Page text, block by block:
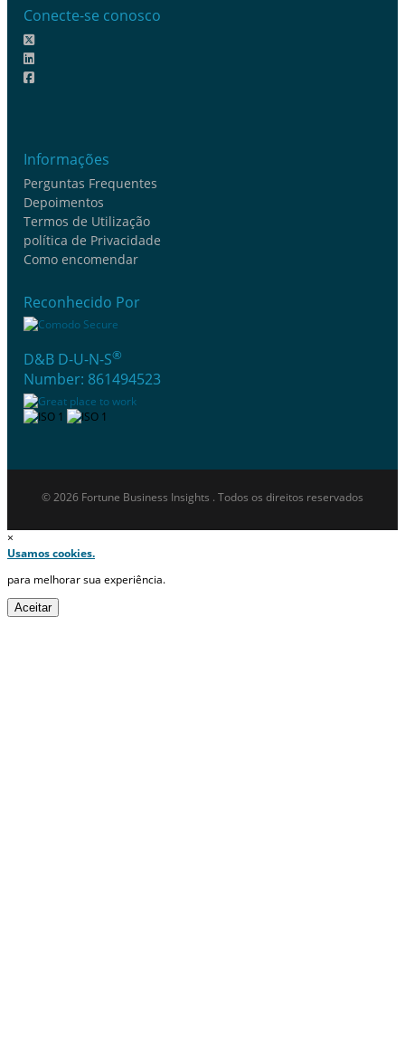
Conecte-se conosco
Informações
Perguntas Frequentes
Depoimentos
Termos de Utilização
política de Privacidade
Como encomendar
Reconhecido Por
D&B D-U-N-S®
Number: 861494523
© 2026 Fortune Business Insights . Todos os direitos reservados
×
Usamos cookies.
para melhorar sua experiência.
Aceitar